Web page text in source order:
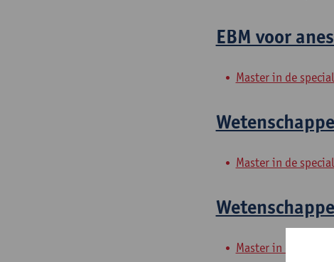
EBM voor
Master in de
Master in de
Master in de